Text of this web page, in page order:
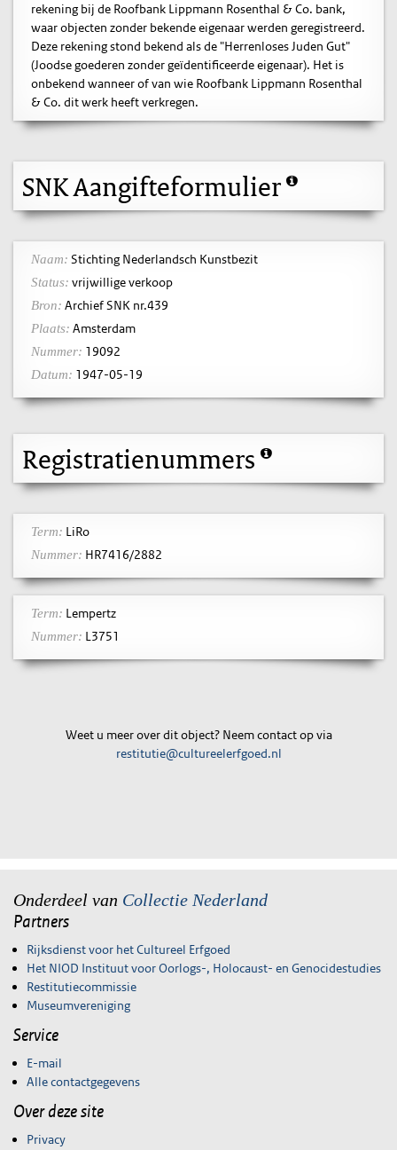
rekening bij de Roofbank Lippmann Rosenthal & Co. bank,
waar objecten zonder bekende eigenaar werden geregistreerd.
Deze rekening stond bekend als de "Herrenloses Juden Gut"
(Joodse goederen zonder geïdentificeerde eigenaar). Het is
onbekend wanneer of van wie Roofbank Lippmann Rosenthal
& Co. dit werk heeft verkregen.
SNK Aangifteformulier
Naam: Stichting Nederlandsch Kunstbezit
Status: vrijwillige verkoop
Bron: Archief SNK nr.439
Plaats: Amsterdam
Nummer: 19092
Datum: 1947-05-19
Registratienummers
Term: LiRo
Nummer: HR7416/2882
Term: Lempertz
Nummer: L3751
Weet u meer over dit object? Neem contact op via
restitutie@cultureelerfgoed.nl
Onderdeel van Collectie Nederland
Partners
Rijksdienst voor het Cultureel Erfgoed
Het NIOD Instituut voor Oorlogs-, Holocaust- en Genocidestudies
Restitutiecommissie
Museumvereniging
Service
E-mail
Alle contactgegevens
Over deze site
Privacy